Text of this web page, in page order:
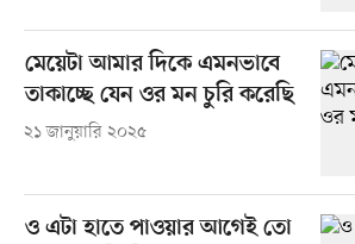
মেয়েটা আমার দিকে এমনভাবে
তাকাচ্ছে যেন ওর মন চুরি করেছি
২১ জানুয়ারি ২০২৫
ও এটা হাতে পাওয়ার আগেই তো